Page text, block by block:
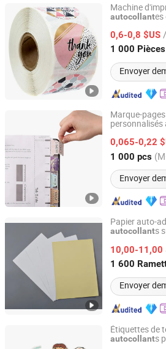
Machine
autocollantes
d'étiquettes en
0,6-0,8 $US
1 000 Pièces
Envoyer
Wenzhou Qingyu Craft & Gift Co.,
Zhejiang, China
Marque-pages
personnalisés
journal de
0,065-0,22
1 000 pcs
Envoyer
Dongguan Vansenor Paper
Guangdong, China
Papier auto-
autocollants
10,00-11,00
1 600
Envoyer
Green Woods Paper & Stationery
Guangdong, China
Étiquettes de
autocollants
Ningbo Xianying Packing Material